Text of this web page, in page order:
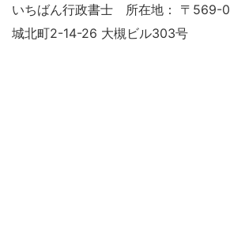
いちばん行政書士 所在地： 〒569-
城北町2-14-26 大槻ビル303号